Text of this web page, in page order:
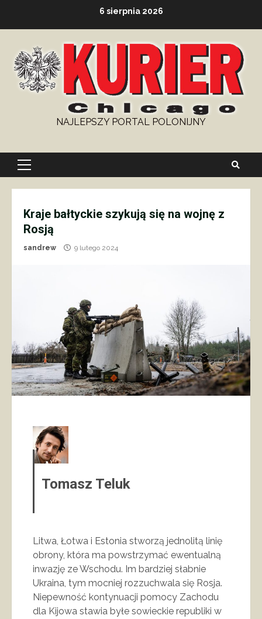
6 sierpnia 2026
NAJLEPSZY PORTAL POLONIJNY
Primary
Kraje bałtyckie szykują się na wojnę z
Rosją
sandrew 9 lutego 2024
Tomasz Teluk
Litwa, Łotwa i Estonia stworzą jednolitą linię
obrony, która ma powstrzymać ewentualną
inwazję ze Wschodu. Im bardziej słabnie
Ukraina, tym mocniej rozzuchwala się Rosja.
Niepewność kontynuacji pomocy Zachodu
dla Kijowa stawia byłe sowieckie republiki w